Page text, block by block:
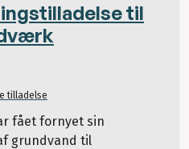
til
tilladelse
fået fornyet sin
grundvand til